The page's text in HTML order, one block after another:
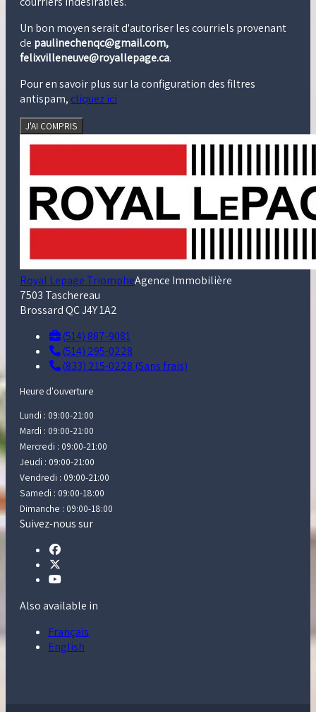
Un bon moyen serait d'autoriser les courriels provenant
de paulinechenqc@gmail.com,
felixvilleneuve@royallepage.ca.
Pour en savoir plus sur la configuration des filtres
antispam, cliquez ici
J'AI COMPRIS
Royal Lepage TriompheAgence Immobilière
7503 Taschereau
Brossard QC J4Y 1A2
(514) 887-9081
(514) 295-0228
(833) 215-0228 (Sans frais)
Heure d'ouverture
Lundi : 09:00-21:00
Mardi : 09:00-21:00
Mercredi : 09:00-21:00
Jeudi : 09:00-21:00
Vendredi : 09:00-21:00
Samedi : 09:00-18:00
Dimanche : 09:00-18:00
Suivez-nous sur
Also available in
Français
English